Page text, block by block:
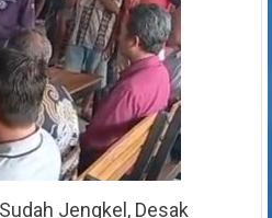
Jengkel, Desak